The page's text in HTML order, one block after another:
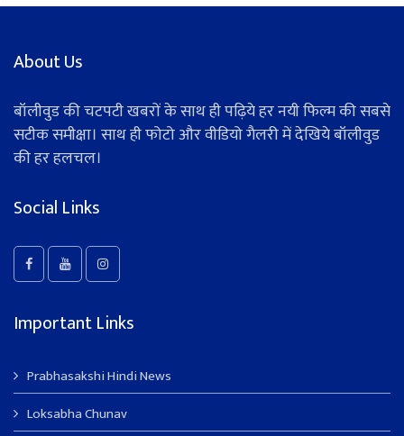
About Us
बॉलीवुड की चटपटी खबरों के साथ ही पढ़िये हर नयी फिल्म की सबसे
सटीक समीक्षा। साथ ही फोटो और वीडियो गैलरी में देखिये बॉलीवुड
की हर हलचल।
Social Links
Important Links
Prabhasakshi Hindi News
Loksabha Chunav